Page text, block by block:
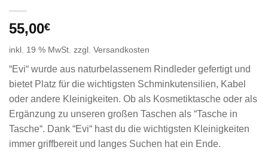
55,00€
inkl. 19 % MwSt. zzgl. Versandkosten
“Evi“ wurde aus naturbelassenem Rindleder gefertigt und
bietet Platz für die wichtigsten Schminkutensilien, Kabel
oder andere Kleinigkeiten. Ob als Kosmetiktasche oder als
Ergänzung zu unseren großen Taschen als “Tasche in
Tasche“. Dank “Evi“ hast du die wichtigsten Kleinigkeiten
immer griffbereit und langes Suchen hat ein Ende.